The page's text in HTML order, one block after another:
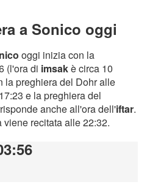
a Sonico oggi
oggi inizia con la
(l'ora di imsakè circa 10
la preghiera del Dohr alle
e la preghiera del
anche all'ora dell'iftar.
recitata alle 22:32.